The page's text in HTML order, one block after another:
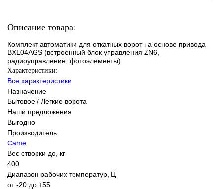
Описание товара:
Комплект автоматики для откатных ворот на основе привода
BXL04AGS (встроенный блок управления ZN6,
радиоуправление, фотоэлементы)
Характеристики:
Все характеристики
Назначение
Бытовое / Легкие ворота
Наши предложения
Выгодно
Производитель
Came
Вес створки до, кг
400
Диапазон рабочих температур, Ц
от -20 до +55